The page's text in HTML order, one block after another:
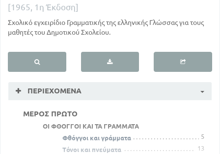
[1965, 1η Έκδοση]
Σχολικό εγχειρίδιο Γραμματικής της ελληνικής Γλώσσας για τους
μαθητές του Δημοτικού Σχολείου.
ΠΕΡΙΕΧΌΜΕΝΑ
ΜΕΡΟΣ ΠΡΩΤΟ
ΟΙ ΦΘΟΓΓΟΙ ΚΑΙ ΤΑ ΓΡΑΜΜΑΤΑ
Φθόγγοι και γράμματα
5
Τόνοι και πνεύματα
13